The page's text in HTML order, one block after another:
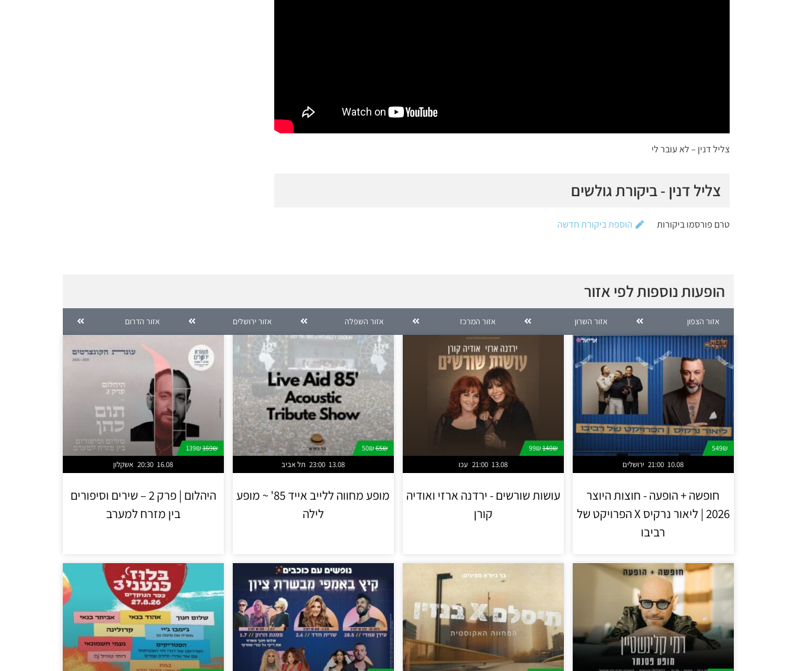
צליל דנין – לא עובר לי
צליל דנין - ביקורת גולשים
טרם פורסמו ביקורות הוספת ביקורת חדשה
הופעות נוספות לפי אזור
אזור הצפון אזור השרון אזור המרכז אזור השפלה אזור ירושלים אזור הדרום
549₪
ירושלים 21:00 10.08
חופשה + הופעה - חוצות היוצר
2026 | ליאור נרקיס X הפרויקט של
רביבו
140₪
99₪
עכו 21:00 13.08
עושות שורשים - ירדנה ארזי ואודיה
קורן
65₪
50₪
תל אביב 23:00 13.08
מופע מחווה ללייב אייד 85' ~ מופע
לילה
169₪
139₪
אשקלון 20:30 16.08
היהלום | פרק 2 – שירים וסיפורים
בין מזרח למערב